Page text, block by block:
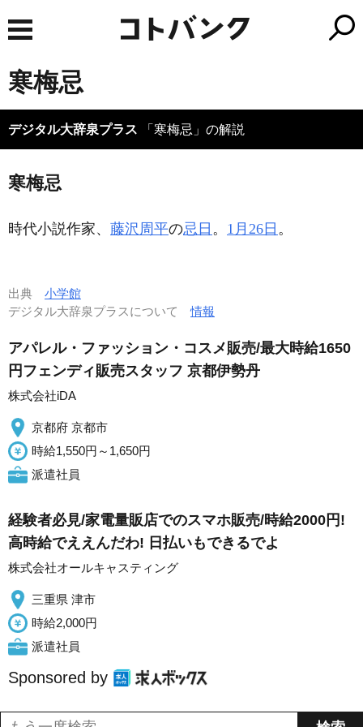
寒梅忌
デジタル大辞泉プラス 「寒梅忌」の解説
寒梅忌
時代小説作家、 藤沢周平の忌日 。 1月26日 。
出典 小学館
デジタル大辞泉プラスについて情報
アパレル・ファッション・コスメ販売/最大時給1650
円フェンディ販売スタッフ 京都伊勢丹
株式会社iDA
京都府 京都市
時給1,550円～1,650円
派遣社員
経験者必見/家電量販店でのスマホ販売/時給2000円!
高時給でええんだわ! 日払いもできるでよ
株式会社オールキャスティング
三重県 津市
時給2,000円
派遣社員
Sponsored by